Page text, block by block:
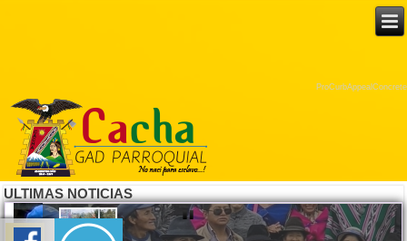
ProCurbAppealConcrete
ULTIMAS NOTICIAS